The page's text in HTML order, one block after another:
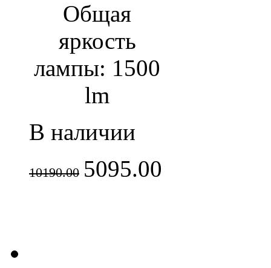
Общая
яркость
лампы: 1500
lm
В наличии
10190.00 5095.00